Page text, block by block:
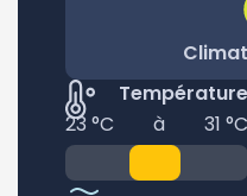
Température
23 °C
à 31 °C